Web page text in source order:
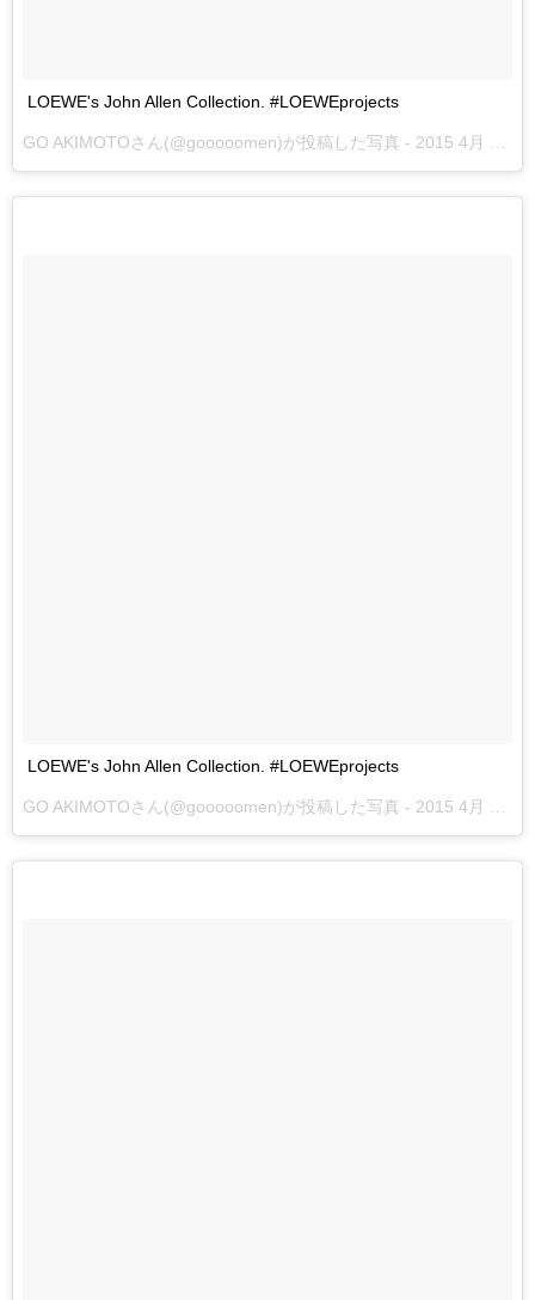
LOEWE's John Allen Collection. #LOEWEprojects
GO AKIMOTOさん(@gooooomen)が投稿した写真 - 2015 4月 14 5:24午前 PDT
LOEWE's John Allen Collection. #LOEWEprojects
GO AKIMOTOさん(@gooooomen)が投稿した写真 - 2015 4月 14 5:25午前 PDT